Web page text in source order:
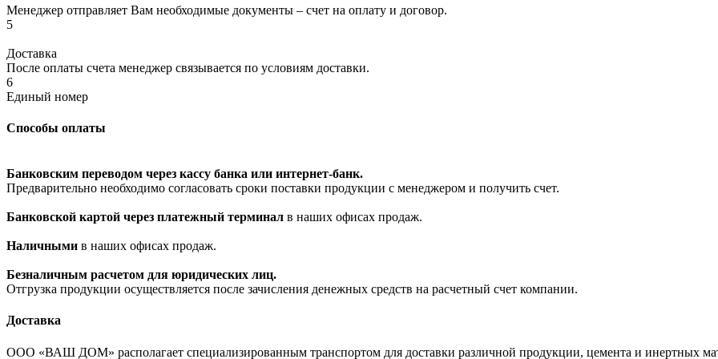
Менеджер отправляет Вам необходимые документы – счет на оплату и договор.
5
Доставка
После оплаты счета менеджер связывается по условиям доставки.
6
Единый номер
Способы оплаты
Банковским переводом через кассу банка или интернет-банк.
Предварительно необходимо согласовать сроки поставки продукции с менеджером и получить счет.
Банковской картой через платежный терминал в наших офисах продаж.
Наличными в наших офисах продаж.
Безналичным расчетом для юридических лиц.
Отгрузка продукции осуществляется после зачисления денежных средств на расчетный счет компании.
Доставка
ООО «ВАШ ДОМ» располагает специализированным транспортом для доставки различной продукции, цемента и инертных